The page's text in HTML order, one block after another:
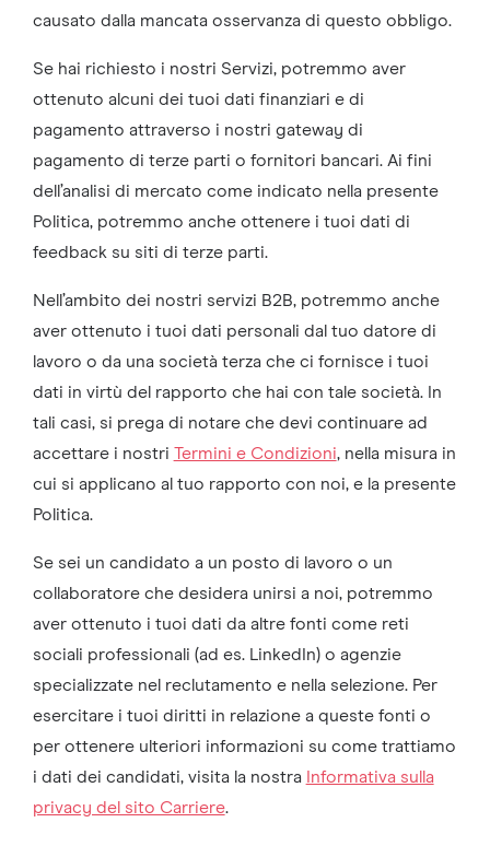
causato dalla mancata osservanza di questo obbligo.
Se hai richiesto i nostri Servizi, potremmo aver
ottenuto alcuni dei tuoi dati finanziari e di
pagamento attraverso i nostri gateway di
pagamento di terze parti o fornitori bancari. Ai fini
dell’analisi di mercato come indicato nella presente
Politica, potremmo anche ottenere i tuoi dati di
feedback su siti di terze parti.
Nell’ambito dei nostri servizi B2B, potremmo anche
aver ottenuto i tuoi dati personali dal tuo datore di
lavoro o da una società terza che ci fornisce i tuoi
dati in virtù del rapporto che hai con tale società. In
tali casi, si prega di notare che devi continuare ad
accettare i nostri Termini e Condizioni, nella misura in
cui si applicano al tuo rapporto con noi, e la presente
Politica.
Se sei un candidato a un posto di lavoro o un
collaboratore che desidera unirsi a noi, potremmo
aver ottenuto i tuoi dati da altre fonti come reti
sociali professionali (ad es. LinkedIn) o agenzie
specializzate nel reclutamento e nella selezione. Per
esercitare i tuoi diritti in relazione a queste fonti o
per ottenere ulteriori informazioni su come trattiamo
i dati dei candidati, visita la nostra Informativa sulla
privacy del sito Carriere.